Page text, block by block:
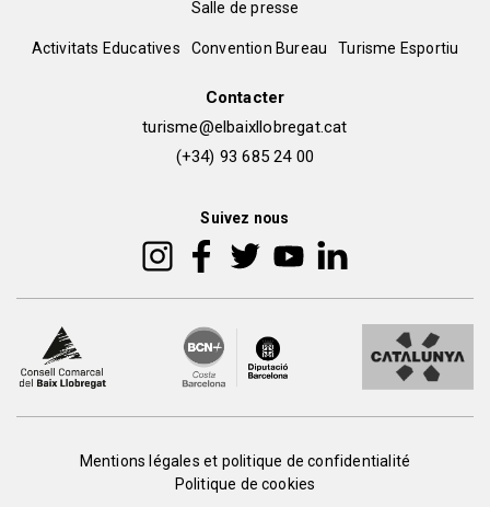
del
Salle de presse
Peu
Activitats Educatives Convention Bureau Turisme Esportiu
Contacter
turisme@elbaixllobregat.cat
(+34) 93 685 24 00
Suivez nous
PeuMentions légales et politique de confidentialité
Politique de cookies